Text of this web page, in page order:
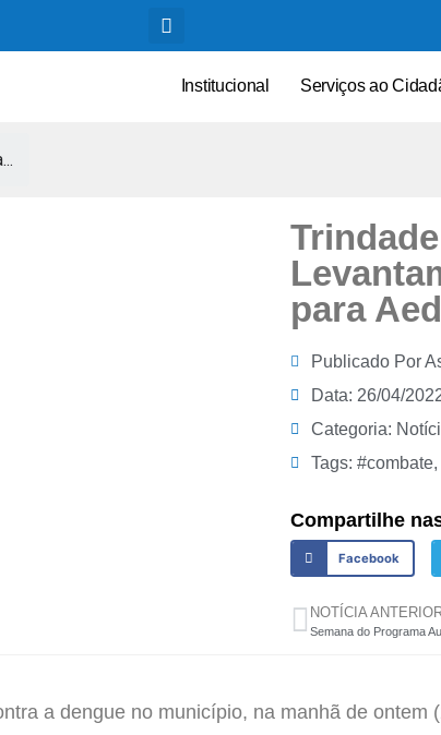
Institucional Serviços ao
para
Publicado Por
Data: 26/04/
Categoria:
Tags: #combate,
Compartilhe
Facebook
NOTÍCIA
a dengue no município, na manhã de ontem